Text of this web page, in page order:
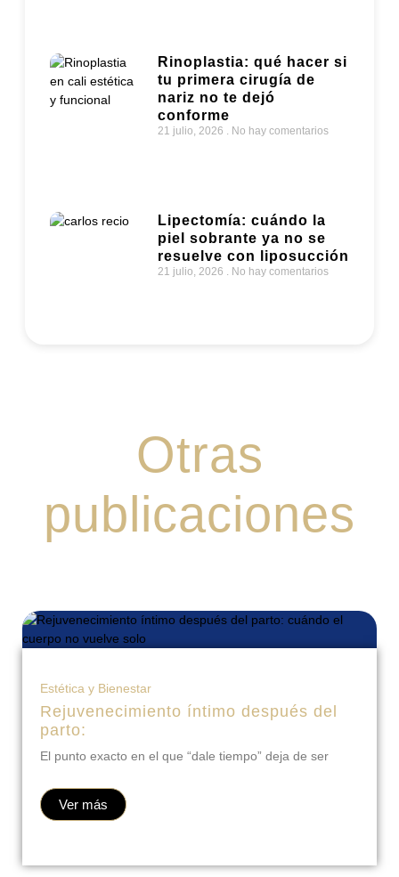
tu primera cirugía de
nariz no te dejó
conforme
21 julio, 2026 No hay comentarios
piel sobrante ya no se
resuelve con liposucción
21 julio, 2026 No hay comentarios
Otras
publicaciones
Rejuvenecimiento íntimo después del
parto:
El punto exacto en el que “dale tiempo” deja de ser
Ver más